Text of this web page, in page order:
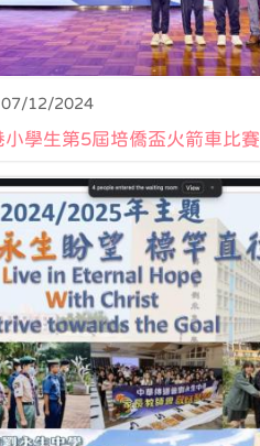
07/12/2024
小學生第5屆培僑盃火箭車比賽